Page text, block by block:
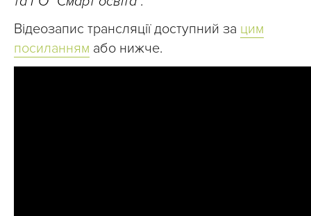
Відеозапис трансляції доступний за цим
посиланням або нижче.